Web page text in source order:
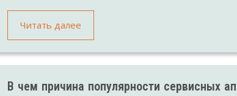
Читать далее
В чем причина популярности сервисных